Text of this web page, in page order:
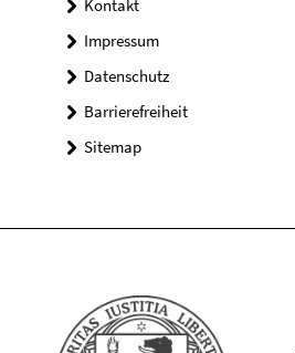
Kontakt
Impressum
Datenschutz
Barrierefreiheit
Sitemap